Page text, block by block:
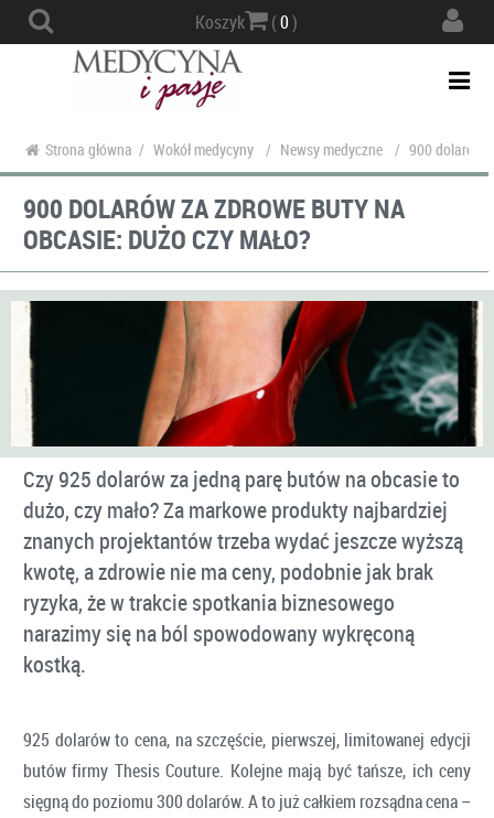
Koszyk (0)
Strona główna / Wokół medycyny / Newsy medyczne / 900 dolarów
900 DOLARÓW ZA ZDROWE BUTY NA
OBCASIE: DUŻO CZY MAŁO?
Czy 925 dolarów za jedną parę butów na obcasie to
dużo, czy mało? Za markowe produkty najbardziej
znanych projektantów trzeba wydać jeszcze wyższą
kwotę, a zdrowie nie ma ceny, podobnie jak brak
ryzyka, że w trakcie spotkania biznesowego
narazimy się na ból spowodowany wykręconą
kostką.
925 dolarów to cena, na szczęście, pierwszej, limitowanej edycji
butów firmy Thesis Couture. Kolejne mają być tańsze, ich ceny
sięgną do poziomu 300 dolarów. A to już całkiem rozsądna cena –